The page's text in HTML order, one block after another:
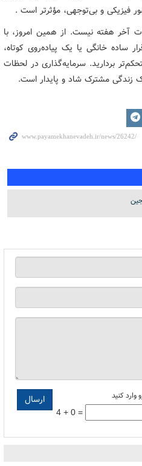
فیزیکی و بی‌توجهی، مؤثرتر است .
آخر هفته نیست. از همین امروز، با
ساده خانگی یا یک پیاده‌روی کوتاه،
بردارید. سرمایه‌گذاری در لحظات
زندگی مشترک شاد و پایدار است.
کنید
4 + 0 =